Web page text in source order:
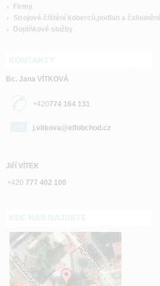
Firmy
Strojové čištění koberců,podlah a čalounění
Doplňkové služby
Bc. Jana VÍTKOVÁ
+420774 164 131
j.vitkova@elfobchod.cz
Jiří VÍTEK
+420 777 402 100